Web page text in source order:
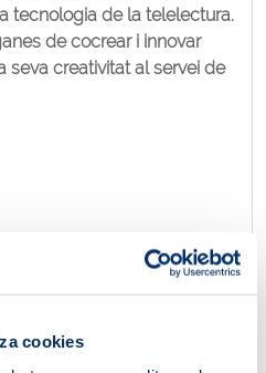
cookies
tecnologia de la telelectura.
de cocrear i innovar
seva creativitat al servei de